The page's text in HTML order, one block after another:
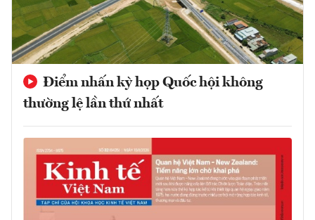
Điểm nhấn kỳ họp Quốc hội không
thường lệ lần thứ nhất